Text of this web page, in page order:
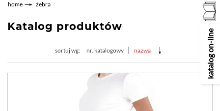
home żebra
Katalog produktów
sortuj wg: nr. katalogowy | nazwa katalog on-line